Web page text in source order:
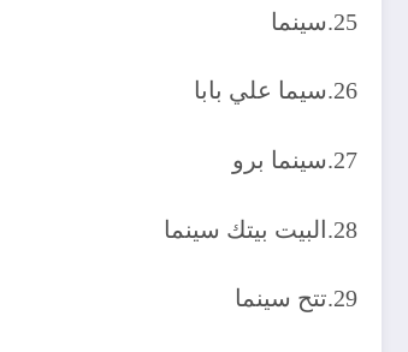
25.سينما
26.سيما علي بابا
27.سينما برو
28.البيت بيتك سينما
29.تتح سينما